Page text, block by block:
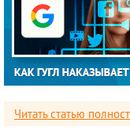
Читать статью